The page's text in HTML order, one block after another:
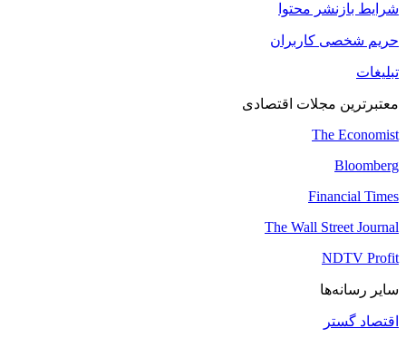
شرایط بازنشر محتوا
حریم شخصی کاربران
تبلیغات
معتبرترین مجلات اقتصادی
The Economist
Bloomberg
Financial Times
The Wall Street Journal
NDTV Profit
سایر رسانه‌ها
اقتصاد گستر